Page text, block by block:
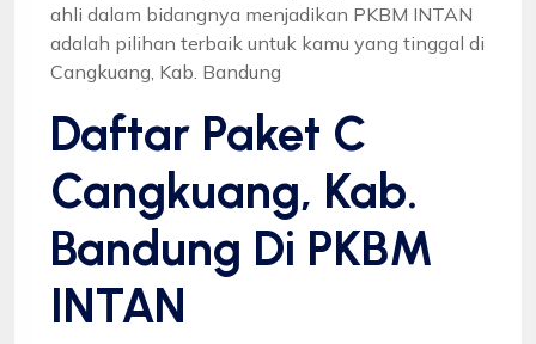
ahli dalam bidangnya menjadikan PKBM INTAN
adalah pilihan terbaik untuk kamu yang tinggal di
Cangkuang, Kab. Bandung
Daftar Paket C
Cangkuang, Kab.
Bandung Di PKBM
INTAN